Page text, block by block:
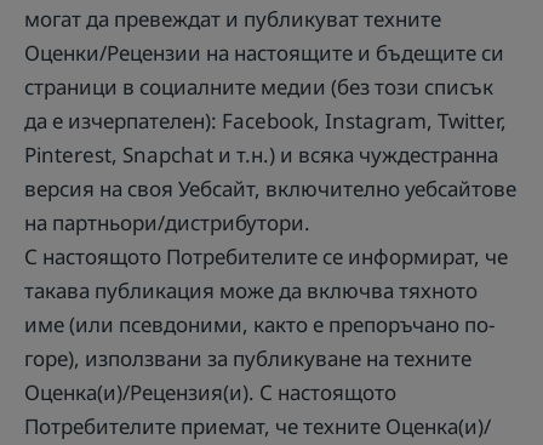
могат да превеждат и публикуват техните
Оценки/Рецензии на настоящите и бъдещите си
страници в социалните медии (без този списък
да е изчерпателен): Facebook, Instagram, Twitter,
Pinterest, Snapchat и т.н.) и всяка чуждестранна
версия на своя Уебсайт, включително уебсайтове
на партньори/дистрибутори.
С настоящото Потребителите се информират, че
такава публикация може да включва тяхното
име (или псевдоними, както е препоръчано по-
горе), използвани за публикуване на техните
Оценка(и)/Рецензия(и). С настоящото
Потребителите приемат, че техните Оценка(и)/